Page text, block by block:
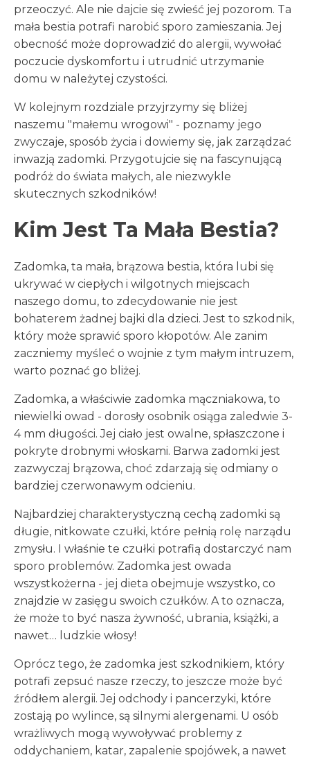
przeoczyć. Ale nie dajcie się zwieść jej pozorom. Ta
mała bestia potrafi narobić sporo zamieszania. Jej
obecność może doprowadzić do alergii, wywołać
poczucie dyskomfortu i utrudnić utrzymanie
domu w należytej czystości.
W kolejnym rozdziale przyjrzymy się bliżej
naszemu "małemu wrogowi" - poznamy jego
zwyczaje, sposób życia i dowiemy się, jak zarządzać
inwazją zadomki. Przygotujcie się na fascynującą
podróż do świata małych, ale niezwykle
skutecznych szkodników!
Kim Jest Ta Mała Bestia?
Zadomka, ta mała, brązowa bestia, która lubi się
ukrywać w ciepłych i wilgotnych miejscach
naszego domu, to zdecydowanie nie jest
bohaterem żadnej bajki dla dzieci. Jest to szkodnik,
który może sprawić sporo kłopotów. Ale zanim
zaczniemy myśleć o wojnie z tym małym intruzem,
warto poznać go bliżej.
Zadomka, a właściwie zadomka mączniakowa, to
niewielki owad - dorosły osobnik osiąga zaledwie 3-
4 mm długości. Jej ciało jest owalne, spłaszczone i
pokryte drobnymi włoskami. Barwa zadomki jest
zazwyczaj brązowa, choć zdarzają się odmiany o
bardziej czerwonawym odcieniu.
Najbardziej charakterystyczną cechą zadomki są
długie, nitkowate czułki, które pełnią rolę narządu
zmysłu. I właśnie te czułki potrafią dostarczyć nam
sporo problemów. Zadomka jest owada
wszystkożerna - jej dieta obejmuje wszystko, co
znajdzie w zasięgu swoich czułków. A to oznacza,
że może to być nasza żywność, ubrania, książki, a
nawet… ludzkie włosy!
Oprócz tego, że zadomka jest szkodnikiem, który
potrafi zepsuć nasze rzeczy, to jeszcze może być
źródłem alergii. Jej odchody i pancerzyki, które
zostają po wylince, są silnymi alergenami. U osób
wrażliwych mogą wywoływać problemy z
oddychaniem, katar, zapalenie spojówek, a nawet